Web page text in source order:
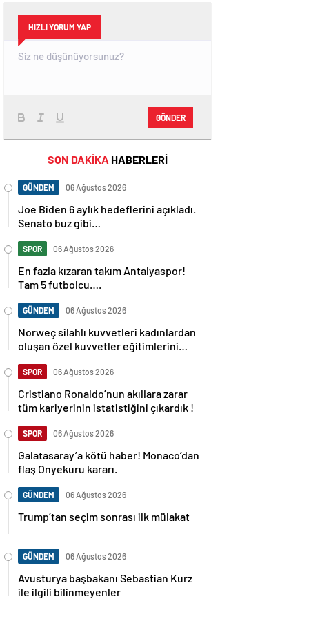
HIZLI YORUM YAP
GÖNDER
SON DAKİKA HABERLERİ
GÜNDEM 06 Ağustos 2026
Joe Biden 6 aylık hedeflerini açıkladı.
Senato buz gibi…
SPOR 06 Ağustos 2026
En fazla kızaran takım Antalyaspor!
Tam 5 futbolcu….
GÜNDEM 06 Ağustos 2026
Norweç silahlı kuvvetleri kadınlardan
oluşan özel kuvvetler eğitimlerini
SPOR 06 Ağustos 2026
Cristiano Ronaldo’nun akıllara zarar
tüm kariyerinin istatistiğini çıkardık !
SPOR 06 Ağustos 2026
Galatasaray’a kötü haber! Monaco’dan
flaş Onyekuru kararı.
GÜNDEM 06 Ağustos 2026
Trump’tan seçim sonrası ilk mülakat
GÜNDEM 06 Ağustos 2026
Avusturya başbakanı Sebastian Kurz
ile ilgili bilinmeyenler